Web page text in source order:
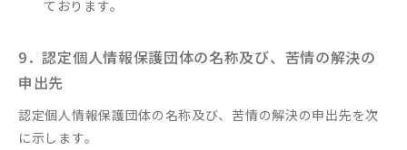
ております。
9．認定個人情報保護団体の名称及び、苦情の解決の
申出先
認定個人情報保護団体の名称及び、苦情の解決の申出先を次
に示します。